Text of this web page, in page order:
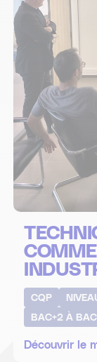
CQP
BAC+2 À
Découvrir le